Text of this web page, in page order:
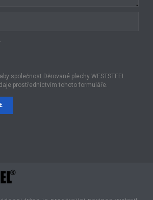
společnost Děrované plechy WESTSTEEL
prostřednictvím tohoto formuláře.